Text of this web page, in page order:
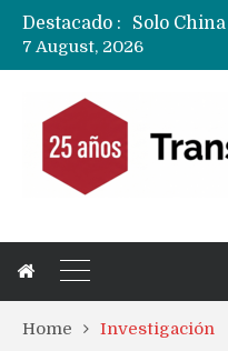
Destacado :
7 August, 2026
Home Investigación